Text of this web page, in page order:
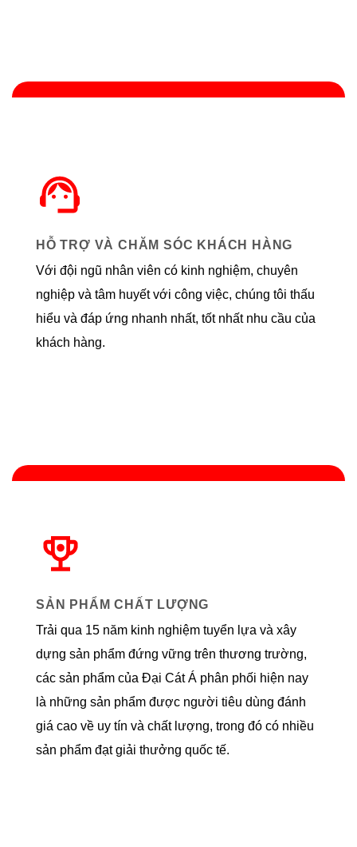
HỖ TRỢ VÀ CHĂM SÓC KHÁCH HÀNG
Với đội ngũ nhân viên có kinh nghiệm, chuyên
nghiệp và tâm huyết với công việc, chúng tôi thấu
hiểu và đáp ứng nhanh nhất, tốt nhất nhu cầu của
khách hàng.
SẢN PHẨM CHẤT LƯỢNG
Trải qua 15 năm kinh nghiệm tuyển lựa và xây
dựng sản phẩm đứng vững trên thương trường,
các sản phẩm của Đại Cát Á phân phối hiện nay
là những sản phẩm được người tiêu dùng đánh
giá cao về uy tín và chất lượng, trong đó có nhiều
sản phẩm đạt giải thưởng quốc tế.